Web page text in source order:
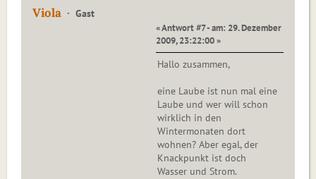
Viola Gast
« Antwort #7 - am: 29. Dezember
2009, 23:22:00 »
Hallo zusammen,
eine Laube ist nun mal eine
Laube und wer will schon
wirklich in den
Wintermonaten dort
wohnen? Aber egal, der
Knackpunkt ist doch
Wasser und Strom.